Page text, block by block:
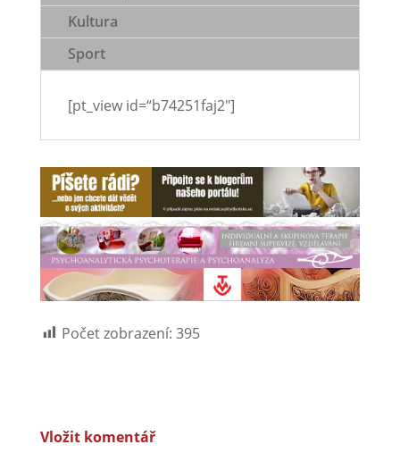
Kultura
Sport
[pt_view id=“b74251faj2″]
Počet zobrazení: 395
Vložit komentář